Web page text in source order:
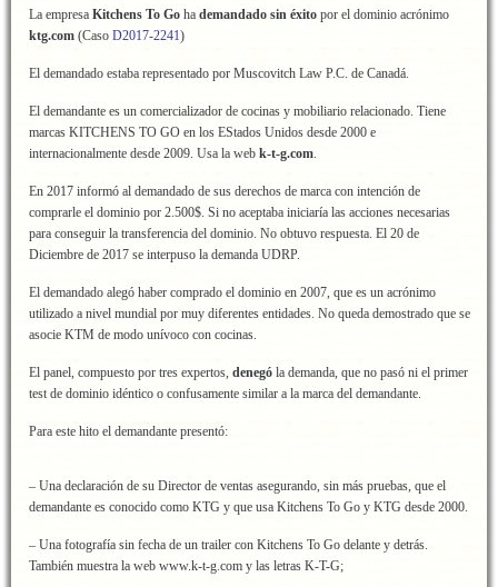
La empresa Kitchens To Go ha demandado sin éxito por el dominio acrónimo
ktg.com (Caso D2017-2241)
El demandado estaba representado por Muscovitch Law P.C. de Canadá.
El demandante es un comercializador de cocinas y mobiliario relacionado. Tiene
marcas KITCHENS TO GO en los EStados Unidos desde 2000 e
internacionalmente desde 2009. Usa la web k-t-g.com.
En 2017 informó al demandado de sus derechos de marca con intención de
comprarle el dominio por 2.500$. Si no aceptaba iniciaría las acciones necesarias
para conseguir la transferencia del dominio. No obtuvo respuesta. El 20 de
Diciembre de 2017 se interpuso la demanda UDRP.
El demandado alegó haber comprado el dominio en 2007, que es un acrónimo
utilizado a nivel mundial por muy diferentes entidades. No queda demostrado que se
asocie KTM de modo unívoco con cocinas.
El panel, compuesto por tres expertos, denegó la demanda, que no pasó ni el primer
test de dominio idéntico o confusamente similar a la marca del demandante.
Para este hito el demandante presentó:
– Una declaración de su Director de ventas asegurando, sin más pruebas, que el
demandante es conocido como KTG y que usa Kitchens To Go y KTG desde 2000.
– Una fotografía sin fecha de un trailer con Kitchens To Go delante y detrás.
También muestra la web www.k-t-g.com y las letras K-T-G;